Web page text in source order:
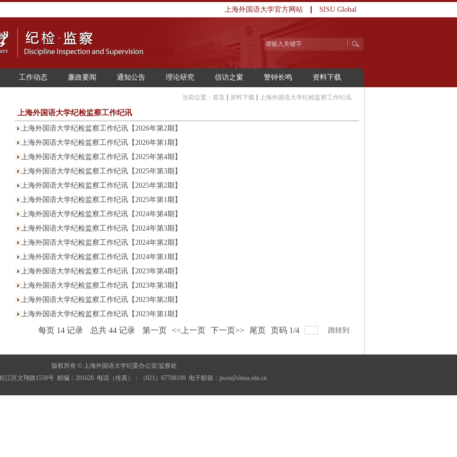
上海外国语大学官方网站 SISU Global
工作动态 廉政要闻 通知公告 理论研究 信访之窗 警钟长鸣 资料下载
当前位置： 首页 资料下载 上海外国语大学纪检监察工作纪讯
上海外国语大学纪检监察工作纪讯
上海外国语大学纪检监察工作纪讯【2026年第2期】
上海外国语大学纪检监察工作纪讯【2026年第1期】
上海外国语大学纪检监察工作纪讯【2025年第4期】
上海外国语大学纪检监察工作纪讯【2025年第3期】
上海外国语大学纪检监察工作纪讯【2025年第2期】
上海外国语大学纪检监察工作纪讯【2025年第1期】
上海外国语大学纪检监察工作纪讯【2024年第4期】
上海外国语大学纪检监察工作纪讯【2024年第3期】
上海外国语大学纪检监察工作纪讯【2024年第2期】
上海外国语大学纪检监察工作纪讯【2024年第1期】
上海外国语大学纪检监察工作纪讯【2023年第4期】
上海外国语大学纪检监察工作纪讯【2023年第3期】
上海外国语大学纪检监察工作纪讯【2023年第2期】
上海外国语大学纪检监察工作纪讯【2023年第1期】
每页 14 记录 总共 44 记录 第一页 <<上一页 下一页>> 尾页 页码 1/4 跳转到
版权所有 © 上海外国语大学纪委办公室/监察处
江区文翔路1550号 邮编：201620 电话（传真）：（021）67708109 电子邮箱：jiwei@shisu.edu.cn